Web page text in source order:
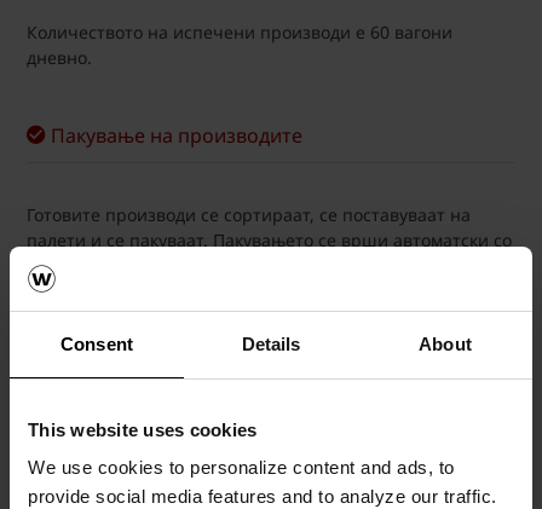
Consent Details About
This website uses cookies
We use cookies to personalize content and ads, to
provide social media features and to analyze our traffic.
Количеството на испечени производи е 60 вагони
дневно.
Пакување на производите
Готовите производи се сортираат, се поставуваат на
палети и се пакуваат. Пакувањето се врши автоматски со
навлекување фолија.
Складирањето на производите се врши во три реда,
еден до друг. Така спакуваните производи се заштитени
има други проблеми со атмосферските влијанија.
Производите на Wienerberger се со највисок квалитет
што се контролира во текот на целиот производствен
процес. Затоа тулата Wienerberger e најдобриот избор.